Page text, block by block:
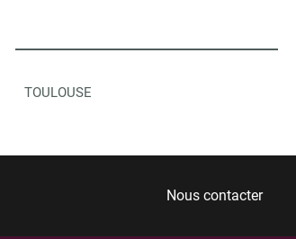
TOULOUSE
Nous contacter